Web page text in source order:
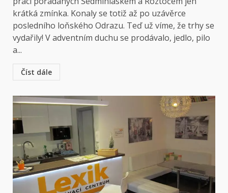
krátká zmínka. Konaly se totiž až po uzávěrce
posledního loňského Odrazu. Teď už víme, že trhy se
vydařily! V adventním duchu se prodávalo, jedlo, pilo
a...
Číst dále